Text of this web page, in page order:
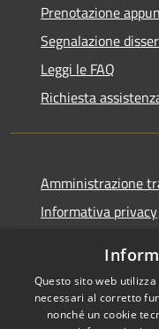
Prenotazione
Segnalazione
Leggi le FAQ
Richiesta
Amministrazione
Informativa privacy
Dichiarazione di
Questo sito web
necessari al corretto
nonché un cookie